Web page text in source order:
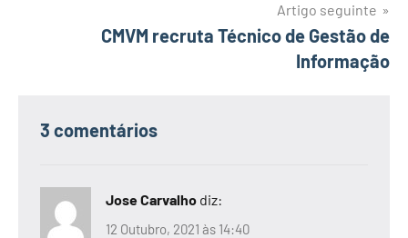
Artigo seguinte
CMVM recruta Técnico de Gestão de
Informação
3 comentários
Jose Carvalho diz:
12 Outubro, 2021 às 14:40